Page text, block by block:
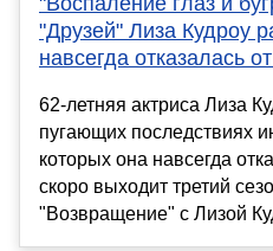
"Друзей" Лиза Кудроу
навсегда отказалась
62-летняя актриса Лиза
пугающих последствиях
которых она навсегда
скоро выходит третий
"Возвращение" с Лизой